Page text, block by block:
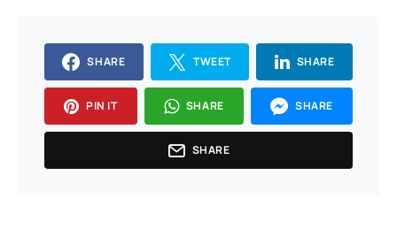
SHARE TWEET SHARE
PIN IT SHARE SHARE
SHARE